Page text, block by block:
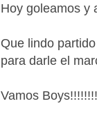
Hoy goleamos y
Que lindo
para darle el
Vamos